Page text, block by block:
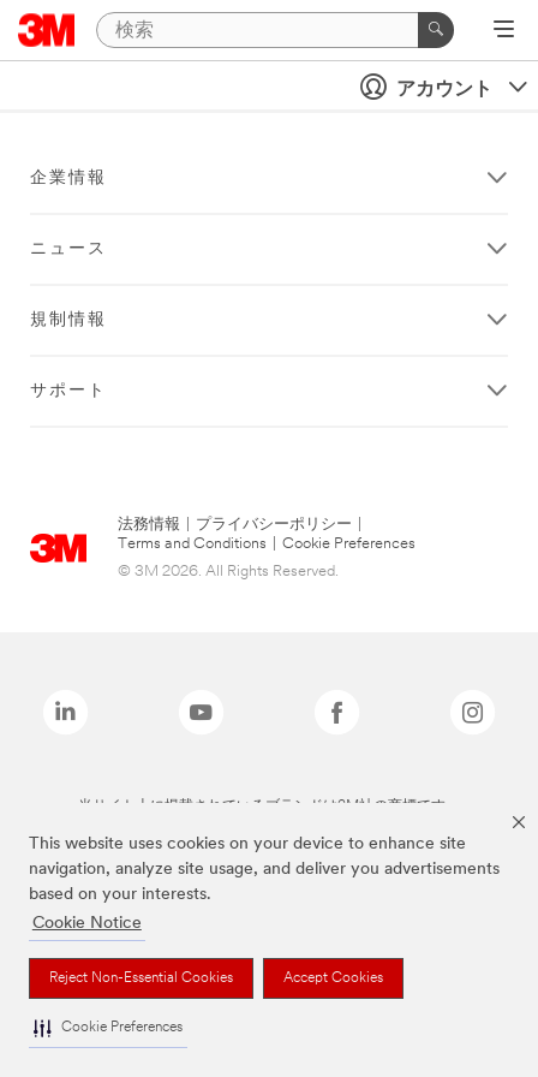
This website uses cookies on your device to enhance site
navigation, analyze site usage, and deliver you advertisements
based on your interests.
Cookie Notice
Reject Non-Essential Cookies Accept Cookies
Cookie Preferences
アカウント
企業情報
ニュース
規制情報
サポート
法務情報 プライバシーポリシー
Terms and Conditions
Cookie Preferences
© 3M 2026. All Rights Reserved.
当サイト上に掲載されているブランドは3M社の商標です。